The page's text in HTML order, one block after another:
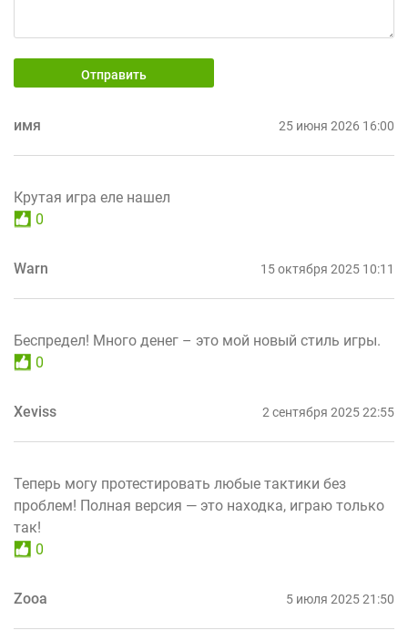
Отправить
имя 25 июня 2026 16:00
Крутая игра еле нашел
0
Warn 15 октября 2025 10:11
Беспредел! Много денег – это мой новый стиль игры.
0
Xeviss 2 сентября 2025 22:55
Теперь могу протестировать любые тактики без
проблем! Полная версия — это находка, играю только
так!
0
Zooa 5 июля 2025 21:50